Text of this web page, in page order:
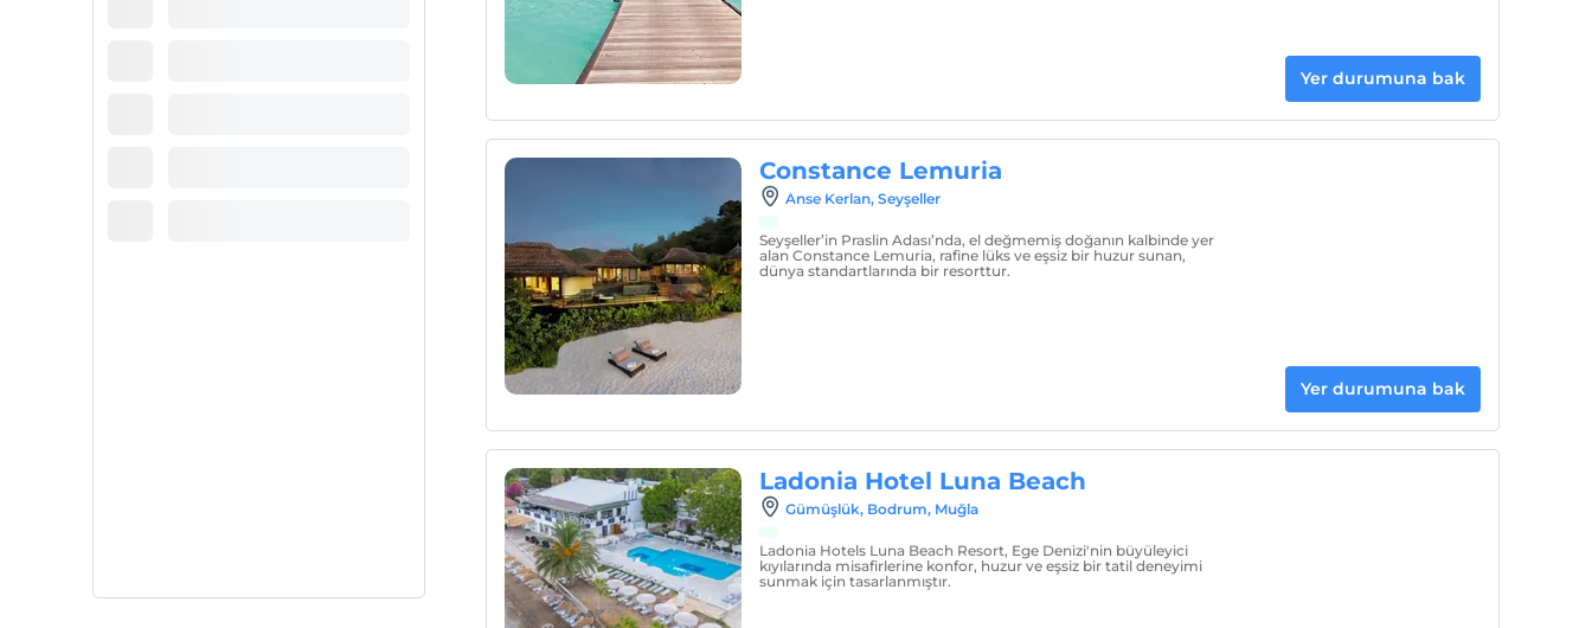
Yer durumuna bak
Constance Lemuria
Anse Kerlan, Seyşeller
Seyşeller’in Praslin Adası’nda, el değmemiş doğanın kalbinde yer
alan Constance Lemuria, rafine lüks ve eşsiz bir huzur sunan,
dünya standartlarında bir resorttur.
Yer durumuna bak
Ladonia Hotel Luna Beach
Gümüşlük, Bodrum, Muğla
Ladonia Hotels Luna Beach Resort, Ege Denizi'nin büyüleyici
kıyılarında misafirlerine konfor, huzur ve eşsiz bir tatil deneyimi
sunmak için tasarlanmıştır.